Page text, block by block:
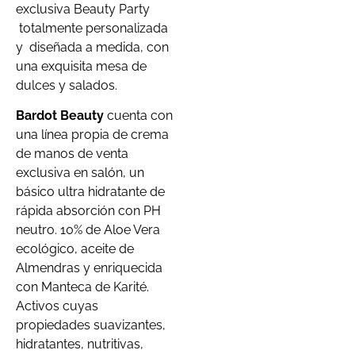
exclusiva Beauty Party
totalmente personalizada
y diseñada a medida, con
una exquisita mesa de
dulces y salados.
Bardot Beauty cuenta con
una línea propia de crema
de manos de venta
exclusiva en salón, un
básico ultra hidratante de
rápida absorción con PH
neutro. 10% de Aloe Vera
ecológico, aceite de
Almendras y enriquecida
con Manteca de Karité.
Activos cuyas
propiedades suavizantes,
hidratantes, nutritivas,